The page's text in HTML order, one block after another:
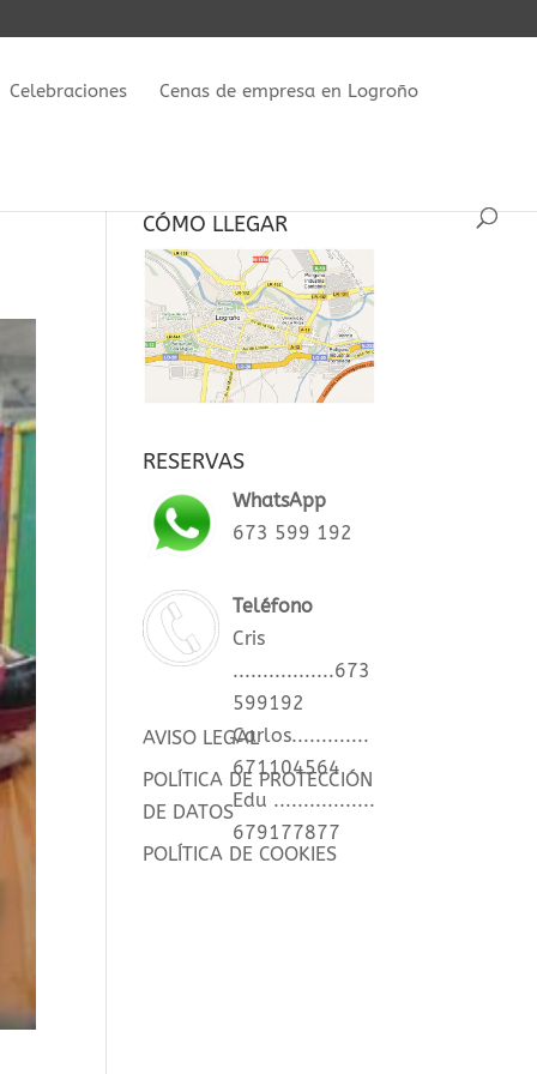
Celebraciones Cenas de empresa en Logroño
CÓMO LLEGAR
RESERVAS
WhatsApp
673 599 192
Teléfono
Cris
.................673
599192
Carlos.............
671104564
Edu .................
679177877
AVISO LEGAL
POLÍTICA DE PROTECCIÓN
DE DATOS
POLÍTICA DE COOKIES